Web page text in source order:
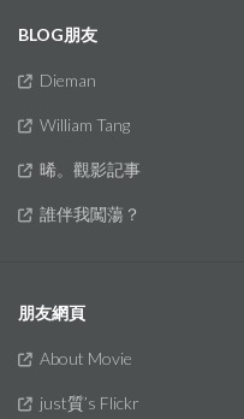
BLOG朋友
Dieman
William Tang
晞。觀影記事
誰伴我闖蕩？
朋友網頁
About Movie
just質’s Flickr